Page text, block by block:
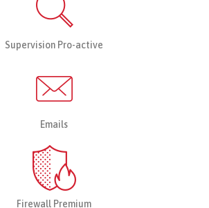
Supervision Pro-active
Emails
Firewall Premium